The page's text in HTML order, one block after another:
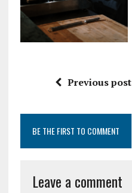
Previous post
BE THE FIRST TO COMMENT
Leave a comment